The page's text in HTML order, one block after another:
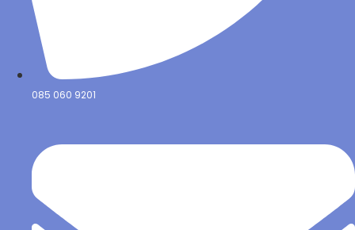
085 060 9201